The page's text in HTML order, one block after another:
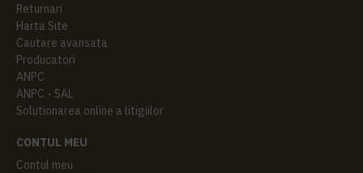
Returnari
Harta Site
Cautare avansata
Producatori
ANPC
ANPC - SAL
Solutionarea online a litigiilor
CONTUL MEU
Contul meu